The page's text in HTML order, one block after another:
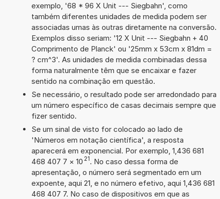
exemplo, '68 * 96 X Unit --- Siegbahn', como
também diferentes unidades de medida podem ser
associadas umas às outras diretamente na conversão.
Exemplos disso seriam: '12 X Unit --- Siegbahn + 40
Comprimento de Planck' ou '25mm x 53cm x 81dm =
? cm^3'. As unidades de medida combinadas dessa
forma naturalmente têm que se encaixar e fazer
sentido na combinação em questão.
Se necessário, o resultado pode ser arredondado para
um número específico de casas decimais sempre que
fizer sentido.
Se um sinal de visto for colocado ao lado de
'Números em notação científica', a resposta
aparecerá em exponencial. Por exemplo, 1,436 681
468 407 7 × 10 21. No caso dessa forma de
apresentação, o número será segmentado em um
expoente, aqui 21, e no número efetivo, aqui 1,436 681
468 407 7. No caso de dispositivos em que as